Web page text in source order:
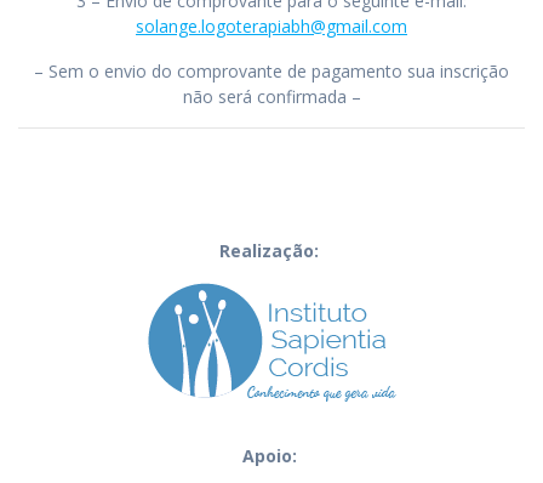
solange.logoterapiabh@gmail.com
– Sem o envio do comprovante de pagamento sua inscrição
não será confirmada –
Realização:
Apoio: